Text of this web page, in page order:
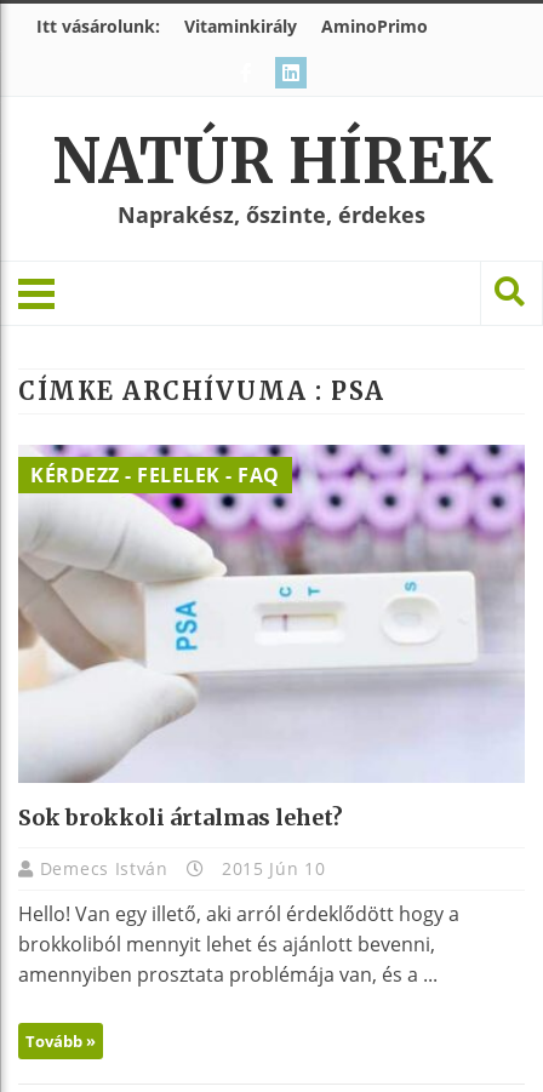
Itt vásárolunk: Vitaminkirály AminoPrimo
NATÚR HÍREK
Naprakész, őszinte, érdekes
CÍMKE ARCHÍVUMA : PSA
KÉRDEZZ - FELELEK - FAQ
Sok brokkoli ártalmas lehet?
Demecs István 2015 Jún 10
Hello! Van egy illető, aki arról érdeklődött hogy a
brokkoliból mennyit lehet és ajánlott bevenni,
amennyiben prosztata problémája van, és a ...
Tovább »